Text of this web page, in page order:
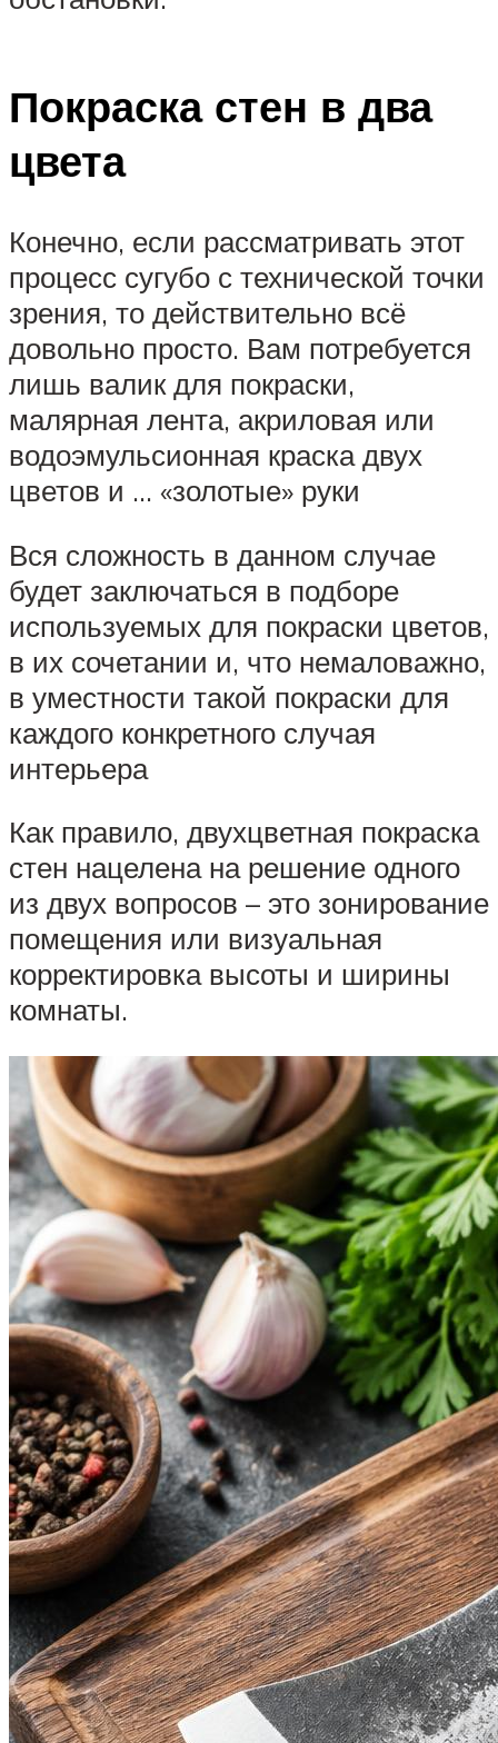
Покраска стен в два
цвета
Конечно, если рассматривать этот
процесс сугубо с технической точки
зрения, то действительно всё
довольно просто. Вам потребуется
лишь валик для покраски,
малярная лента, акриловая или
водоэмульсионная краска двух
цветов и … «золотые» руки
Вся сложность в данном случае
будет заключаться в подборе
используемых для покраски цветов,
в их сочетании и, что немаловажно,
в уместности такой покраски для
каждого конкретного случая
интерьера
Как правило, двухцветная покраска
стен нацелена на решение одного
из двух вопросов – это зонирование
помещения или визуальная
корректировка высоты и ширины
комнаты.